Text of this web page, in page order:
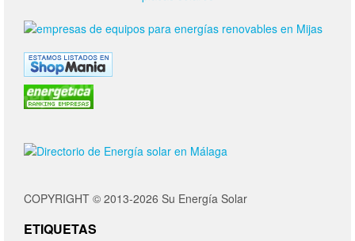
COPYRIGHT © 2013-2026 Su Energía Solar
ETIQUETAS